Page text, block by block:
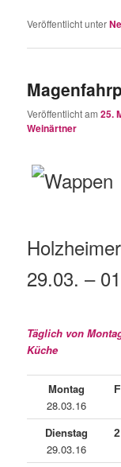
Veröffentlicht unter
Veröffentlicht am25.
Weinärtner
29.03. –
Täglich von
Küche
Montag
28.03.16
Dienstag
29.03.16